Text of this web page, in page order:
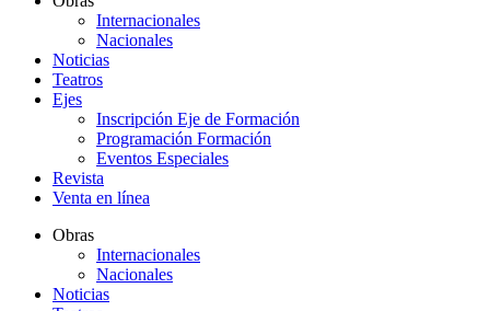
Internacionales
Nacionales
Noticias
Teatros
Ejes
Inscripción Eje de Formación
Programación Formación
Eventos Especiales
Revista
Venta en línea
Obras
Internacionales
Nacionales
Noticias